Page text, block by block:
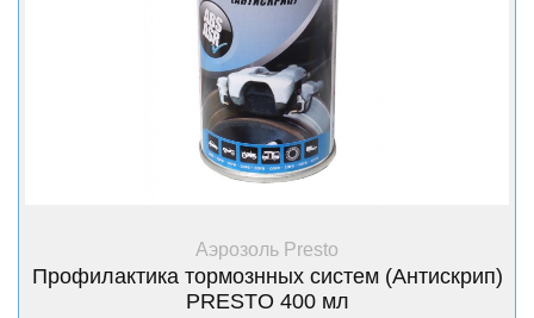
+ Купить
Аэрозоль Presto
Профилактика тормознных систем (Антискрип)
PRESTO 400 мл